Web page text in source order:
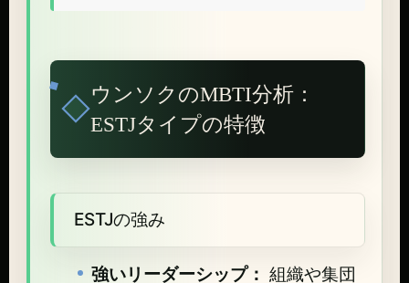
ウンソクのMBTI分析：
ESTJタイプの特徴
ESTJの強み
強いリーダーシップ： 組織や集団